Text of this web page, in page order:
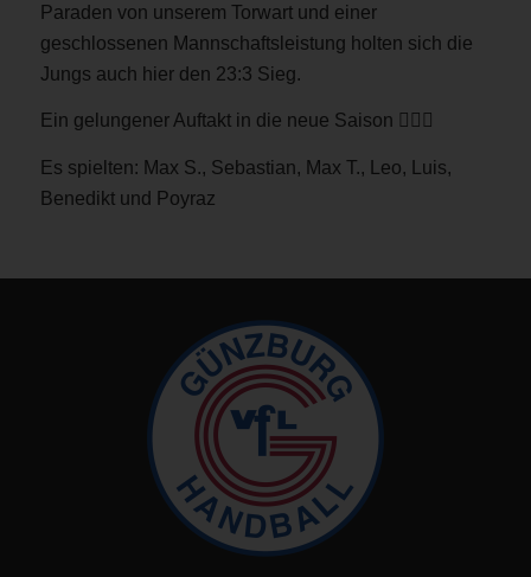
Paraden von unserem Torwart und einer
geschlossenen Mannschaftsleistung holten sich die
Jungs auch hier den 23:3 Sieg.
Ein gelungener Auftakt in die neue Saison 🤾🏼‍♂️
Es spielten: Max S., Sebastian, Max T., Leo, Luis,
Benedikt und Poyraz